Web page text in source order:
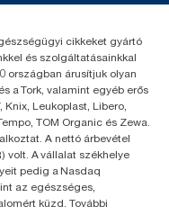
cikkeket gyártó
és szolgáltatásainkkal
országban árusítjuk olyan
a Tork, valamint egyéb erős
Leukoplast, Libero,
TOM Organic és Zewa.
A nettó árbevétel
volt. A vállalat székhelye
pedig a Nasdaq
az egészséges,
küzd. További